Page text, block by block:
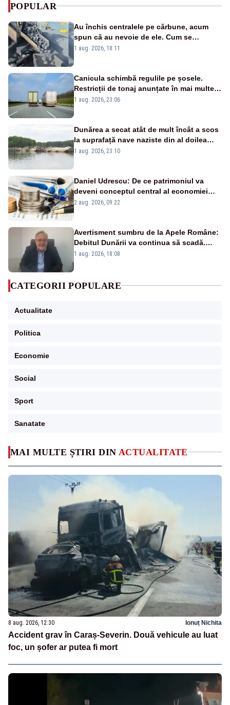
MAI MULTE ȘTIRI DIN ACTUALITATE
8 aug. 2026, 12:30 Ionuț Nichita
Accident grav în Caraș-Severin. Două vehicule au luat
foc, un șofer ar putea fi mort
POPULAR
Au închis centralele pe cărbune, acum
spun că au nevoie de ele. Cum se
pasează vina în plină criză energetică
1 aug. 2026, 18:11
Canicula schimbă regulile pe șosele.
Restricții de tonaj anunțate în mai multe
județe
1 aug. 2026, 23:06
Dunărea a secat atât de mult încât a scos
la suprafață nave naziste din al doilea
război mondial
1 aug. 2026, 23:10
Daniel Udrescu: De ce patrimoniul va
deveni conceptul central al economiei
viitoare?
2 aug. 2026, 09:22
Avertisment sumbru de la Apele Române:
Debitul Dunării va continua să scadă.
Cernavodă s-ar putea închide în 4 zile
1 aug. 2026, 18:08
CATEGORII POPULARE
Actualitate
Politica
Economie
Social
Sport
Sanatate